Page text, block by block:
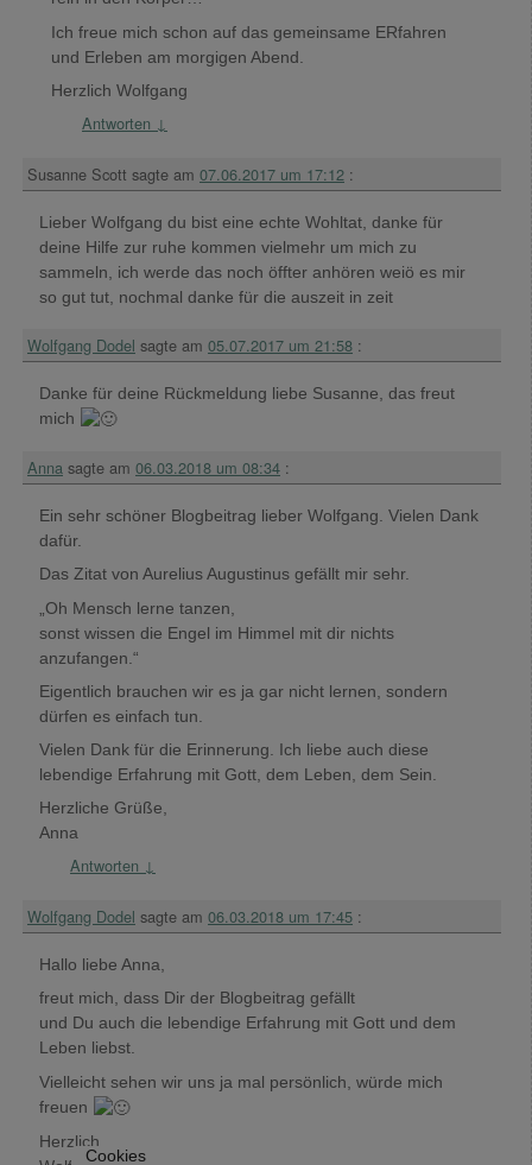
Ich freue mich schon auf das gemeinsame ERfahren
und Erleben am morgigen Abend.
Herzlich Wolfgang
Antworten ↓
Susanne Scott sagte am 07.06.2017 um 17:12 :
Lieber Wolfgang du bist eine echte Wohltat, danke für
deine Hilfe zur ruhe kommen vielmehr um mich zu
sammeln, ich werde das noch öffter anhören weiö es mir
so gut tut, nochmal danke für die auszeit in zeit
Wolfgang Dodel sagte am 05.07.2017 um 21:58 :
Danke für deine Rückmeldung liebe Susanne, das freut
mich
Anna sagte am 06.03.2018 um 08:34 :
Ein sehr schöner Blogbeitrag lieber Wolfgang. Vielen Dank
dafür.
Das Zitat von Aurelius Augustinus gefällt mir sehr.
„Oh Mensch lerne tanzen,
sonst wissen die Engel im Himmel mit dir nichts
anzufangen.“
Eigentlich brauchen wir es ja gar nicht lernen, sondern
dürfen es einfach tun.
Vielen Dank für die Erinnerung. Ich liebe auch diese
lebendige Erfahrung mit Gott, dem Leben, dem Sein.
Herzliche Grüße,
Anna
Antworten ↓
Wolfgang Dodel sagte am 06.03.2018 um 17:45 :
Hallo liebe Anna,
freut mich, dass Dir der Blogbeitrag gefällt
und Du auch die lebendige Erfahrung mit Gott und dem
Leben liebst.
Vielleicht sehen wir uns ja mal persönlich, würde mich
freuen
Herzlich
Cookies